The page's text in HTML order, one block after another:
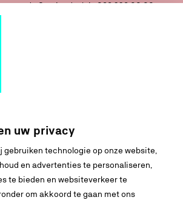
van de Servicedesk is 088 338 00 00.
17.00 uur.
uw privacy
gebruiken technologie op onze website,
en advertenties te personaliseren,
te bieden en websiteverkeer te
om akkoord te gaan met ons